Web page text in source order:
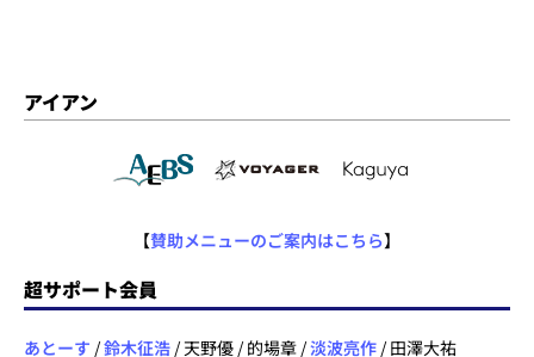
アイアン
【賛助メニューのご案内はこちら】
超サポート会員
あとーす /鈴木征浩 / 天野優 / 的場章 /淡波亮作 / 田澤大祐